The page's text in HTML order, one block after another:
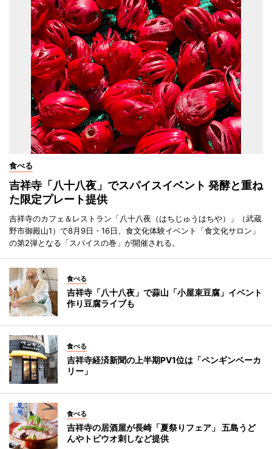
食べる
吉祥寺「八十八夜」でスパイスイベント 発酵と重ね
た限定プレート提供
吉祥寺のカフェ＆レストラン「八十八夜（はちじゅうはちや）」（武蔵
野市御殿山1）で8月9日・16日、食文化体験イベント「食文化サロン」
の第2弾となる「スパイスの巻」が開催される。
食べる
吉祥寺「八十八夜」で蒜山「小屋束豆腐」イベント
作り豆腐ライブも
食べる
吉祥寺経済新聞の上半期PV1位は「ペンギンベーカ
リー」
食べる
吉祥寺の居酒屋が長崎「夏祭りフェア」 五島うど
んやトビウオ刺しなど提供